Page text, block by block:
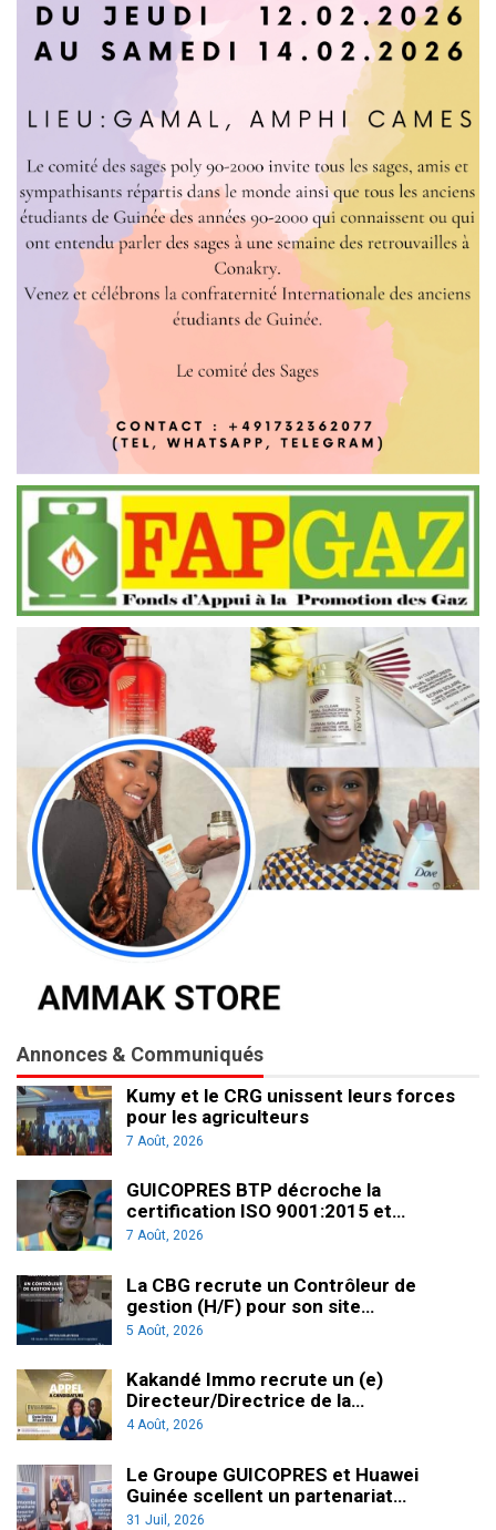
Annonces & Communiqués
Kumy et le CRG unissent leurs forces
pour les agriculteurs
7 Août, 2026
GUICOPRES BTP décroche la
certification ISO 9001:2015 et…
7 Août, 2026
La CBG recrute un Contrôleur de
gestion (H/F) pour son site…
5 Août, 2026
Kakandé Immo recrute un (e)
Directeur/Directrice de la…
4 Août, 2026
Le Groupe GUICOPRES et Huawei
Guinée scellent un partenariat…
31 Juil, 2026